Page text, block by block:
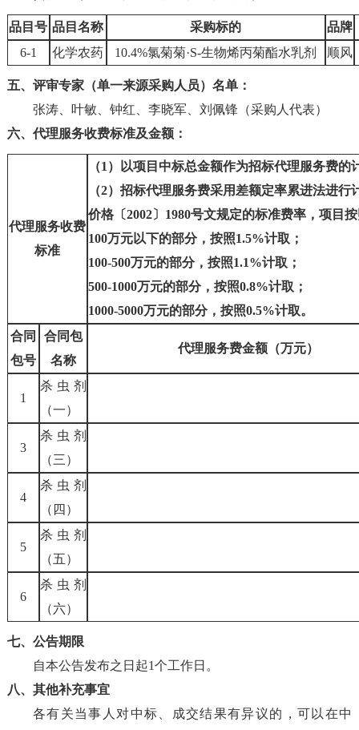
品目号 品目名称 采购标的
品牌
6-1
化学农药 10.4%氯菊菊·S-生物烯丙菊酯水乳剂 顺风
五、评审专家（单一来源采购人员）名单：
张涛、 叶敏 钟红 李晓军、 刘佩锋（采购人代表）
六、代理服务收费标准及金额：
代理服务收费
标准
（1）以项目中标总金额作为招标代理服务费的
（2）招标代理服务费采用差额定率累进法进
价格〔2002〕1980号文规定的标准费率，项目
100万元以下的部分，按照1.5%计取；
100-500万元的部分，按照1.1%计取；
500-1000万元的部分，按照0.8%计取；
1000-5000万元的部分，按照0.5%计取。
合同
包号
合同包
名称
代理服务费金额（万元）
1
杀虫剂
（一）
3
杀虫剂
（三）
4
杀虫剂
（四）
5
杀虫剂
（五）
6
杀虫剂
（六）
七、公告期限
自本公告发布之日起1个工作日。
八、其他补充事宜
各有关当事人对中标、成交结果有异议的，可以在中